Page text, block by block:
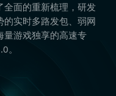
全面的重新梳理，研发
的实时多路发包、弱网
量游戏独享的高速专
。